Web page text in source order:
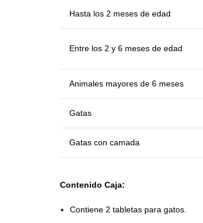
Hasta los 2 meses de edad
Entre los 2 y 6 meses de edad
Animales mayores de 6 meses
Gatas
Gatas con camada
Contenido Caja:
Contiene 2 tabletas para gatos.